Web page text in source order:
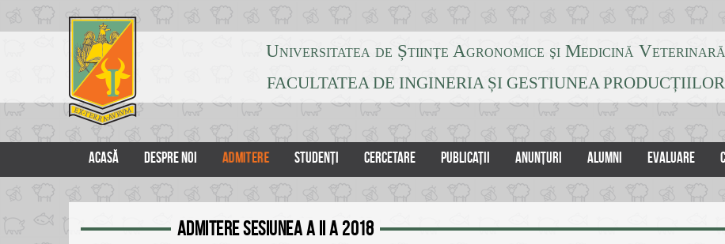
Universitatea de Știinţe Agronomice şi Medicină
FACULTATEA DE INGINERIA ȘI GESTIUNEA
ACASĂ DESPRE NOI ADMITERE STUDENȚI CERCETARE PUBLICAȚII ANUNȚURI ALUMNI EVALUARE
ADMITERE SESIUNEA a II a 2018